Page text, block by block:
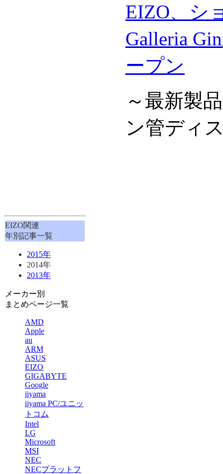
EIZO、シ
Galleria
ープン
～最新製
ン管ディ
EIZO関連
年別記事一覧
2015年
2014年
2013年
メーカー別
まとめページ一覧
AMD
Apple
au
ARM
ASUS
EIZO
GIGABYTE
Google
iiyama
iiyama PC/ユニッ
トコム
Intel
LG
Microsoft
MSI
NEC
NECプラットフ